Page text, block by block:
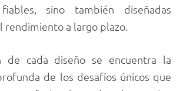
sino también diseñadas
rendimiento a largo plazo.
de cada diseño se encuentra la
de los desafíos únicos que